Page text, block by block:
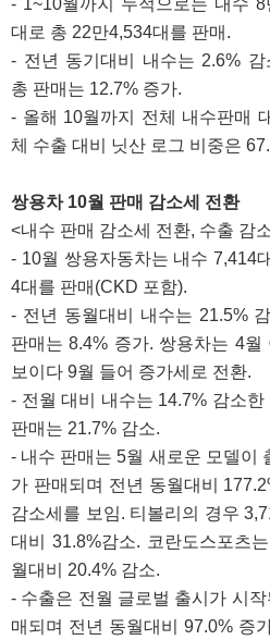
- 1~10월까지 누적으로는 내수
대로 총 22만4,534대를 판매.
- 전년 동기대비 내수는 2.6% 감
총 판매는 12.7% 증가.
- 올해 10월까지 전체 내수판매
체 수출 대비 닛산 로그 비중은
쌍용차 10월 판매 감소세 전환
<내수 판매 감소세 전환, 수출 감
- 10월 쌍용자동차는 내수 7,414
4대를 판매(CKD 포함).
- 전년 동월대비 내수는 21.5%
판매는 8.4% 증가. 쌍용차는 4
보이다 9월 들어 증가세로 전환.
- 전월 대비 내수는 14.7% 감소
판매는 21.7% 감소.
- 내수 판매는 5월 새로운 모델이
가 판매되며 전년 동월대비
감소세를 보임. 티볼리의 경우
대비 31.8%감소. 코란도스포츠
월대비 20.4% 감소.
- 수출은 전월 글로벌 출시가 시
매되며 전년 동월대비 97.0% 증